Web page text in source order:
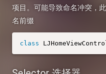
项目。可能导致命名冲突，
名前缀
class